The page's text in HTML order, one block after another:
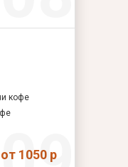
кофе
от 1050 р